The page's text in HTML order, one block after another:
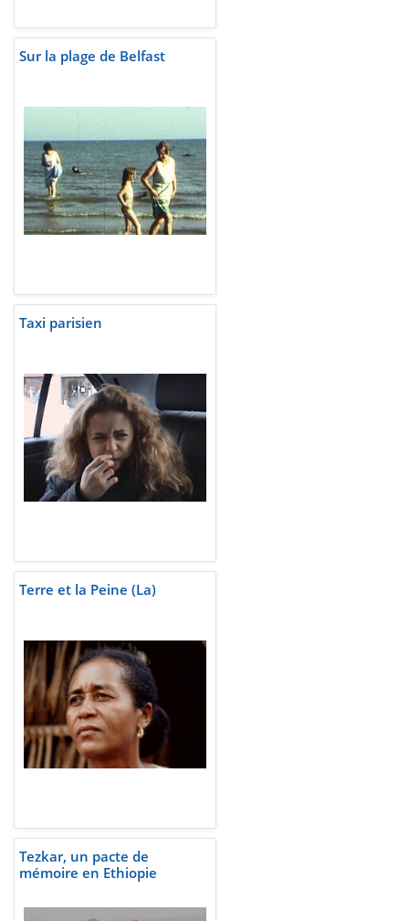
Sur la plage de Belfast
Taxi parisien
Terre et la Peine (La)
Tezkar, un pacte de
mémoire en Ethiopie